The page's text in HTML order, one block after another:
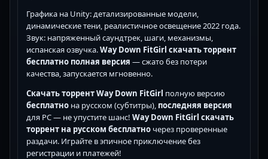
Графика на Unity: детализированные модели,
динамические тени, реалистичное освещение 2022 года.
Звук: напряженный саундтрек, шаги, механизмы,
испанская озвучка.Way Down FitGirl скачать торрент
бесплатно полная версия — сжато без потери
качества, запускается мгновенно.
Скачать торрент Way Down FitGirl полную версию
бесплатно на русском (субтитры), последняя версия
для PC — не упустите шанс! Way Down FitGirl скачать
торрент на русском бесплатно через проверенные
раздачи. Играйте в эпичное приключение без
регистрации и платежей!